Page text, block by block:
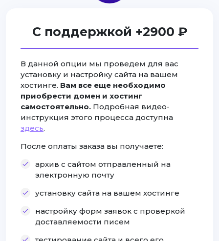
С поддержкой +2900 ₽
В данной опции мы проведем для вас
установку и настройку сайта на вашем
хостинге. Вам все еще необходимо
приобрести домен и хостинг
самостоятельно. Подробная видео-
инструкция этого процесса доступна
здесь.
После оплаты заказа вы получаете:
архив с сайтом отправленный на
электронную почту
установку сайта на вашем хостинге
настройку форм заявок с проверкой
доставляемости писем